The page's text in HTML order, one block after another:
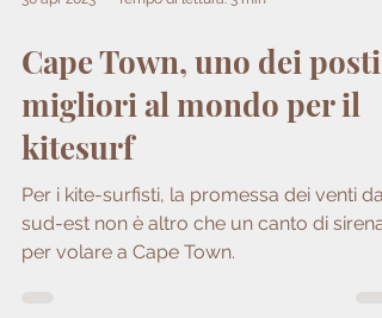
30 apr 2023 Tempo di lettura: 3 min
Cape Town, uno dei posti
migliori al mondo per il
kitesurf
Per i kite-surfisti, la promessa dei venti da